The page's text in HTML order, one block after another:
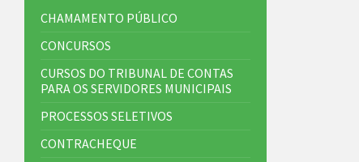
CHAMAMENTO PÚBLICO
CONCURSOS
CURSOS DO TRIBUNAL DE CONTAS
PARA OS SERVIDORES MUNICIPAIS
PROCESSOS SELETIVOS
CONTRACHEQUE